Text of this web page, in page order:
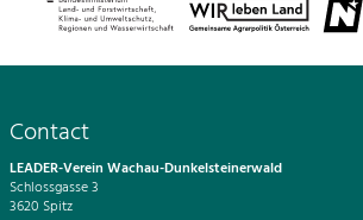
Contact
LEADER-Verein Wachau-Dunkelsteinerwald
Schlossgasse 3
3620 Spitz